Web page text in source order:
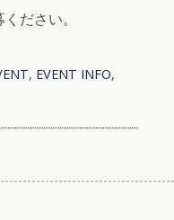
ださい。
, EVENT INFO,